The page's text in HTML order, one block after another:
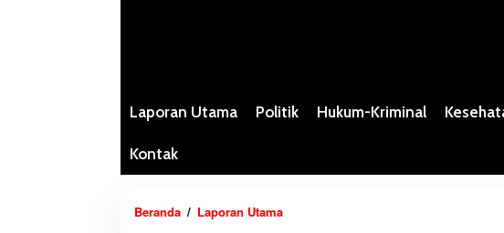
Laporan Utama Politik Hukum-Kriminal
Kontak
Beranda / Laporan Utama